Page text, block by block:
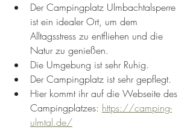
Der Campingplatz Ulmbachtalsperre
ist ein idealer Ort, um dem
Alltagsstress zu entfliehen und die
Natur zu genießen.
Die Umgebung ist sehr Ruhig.
Der Campingplatz ist sehr gepflegt.
Hier kommt ihr auf die Webseite des
Campingplatzes: https://camping-
ulmtal.de/